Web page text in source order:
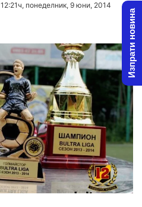
12:21ч, понеделник, 9 юни, 2014
Изпрати новина